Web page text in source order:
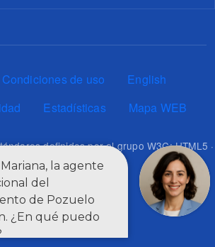
Condiciones de uso
English
Estadísticas Mapa WEB
definidos por el grupo W3C: HTML5 ·